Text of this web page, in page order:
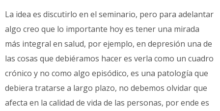
La idea es discutirlo en el seminario, pero para adelantar
algo creo que lo importante hoy es tener una mirada
más integral en salud, por ejemplo, en depresión una de
las cosas que debiéramos hacer es verla como un cuadro
crónico y no como algo episódico, es una patología que
debiera tratarse a largo plazo, no debemos olvidar que
afecta en la calidad de vida de las personas, por ende es